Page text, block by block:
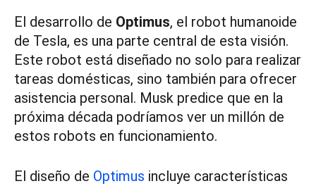
El desarrollo de Optimus, el robot humanoide
de Tesla, es una parte central de esta visión.
Este robot está diseñado no solo para realizar
tareas domésticas, sino también para ofrecer
asistencia personal. Musk predice que en la
próxima década podríamos ver un millón de
estos robots en funcionamiento.
El diseño de Optimus incluye características